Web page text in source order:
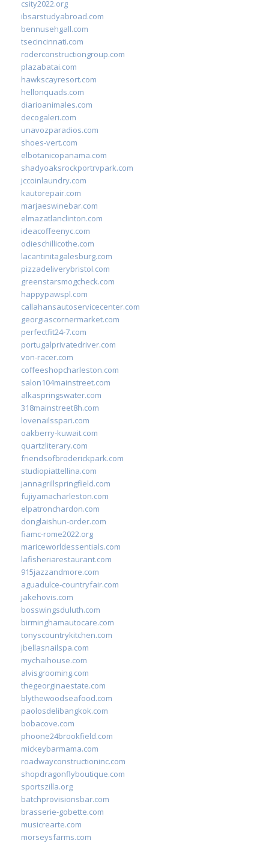
csity2022.org
ibsarstudyabroad.com
bennusehgall.com
tsecincinnati.com
roderconstructiongroup.com
plazabatai.com
hawkscayresort.com
hellonquads.com
diarioanimales.com
decogaleri.com
unavozparadios.com
shoes-vert.com
elbotanicopanama.com
shadyoaksrockportrvpark.com
jccoinlaundry.com
kautorepair.com
marjaeswinebar.com
elmazatlanclinton.com
ideacoffeenyc.com
odieschillicothe.com
lacantinitagalesburg.com
pizzadeliverybristol.com
greenstarsmogcheck.com
happypawspl.com
callahansautoservicecenter.com
georgiascornermarket.com
perfectfit24-7.com
portugalprivatedriver.com
von-racer.com
coffeeshopcharleston.com
salon104mainstreet.com
alkaspringswater.com
318mainstreet8h.com
lovenailsspari.com
oakberry-kuwait.com
quartzliterary.com
friendsofbroderickpark.com
studiopiattellina.com
jannagrillspringfield.com
fujiyamacharleston.com
elpatronchardon.com
donglaishun-order.com
fiamc-rome2022.org
mariceworldessentials.com
lafisheriarestaurant.com
915jazzandmore.com
aguadulce-countryfair.com
jakehovis.com
bosswingsduluth.com
birminghamautocare.com
tonyscountrykitchen.com
jbellasnailspa.com
mychaihouse.com
alvisgrooming.com
thegeorginaestate.com
blythewoodseafood.com
paolosdelibangkok.com
bobacove.com
phoone24brookfield.com
mickeybarmama.com
roadwayconstructioninc.com
shopdragonflyboutique.com
sportszilla.org
batchprovisionsbar.com
brasserie-gobette.com
musicrearte.com
morseysfarms.com